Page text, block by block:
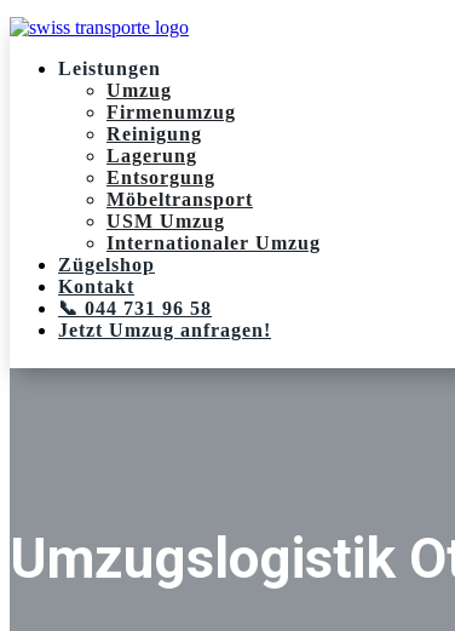
Leistungen
Umzug
Firmenumzug
Reinigung
Lagerung
Entsorgung
Möbeltransport
USM Umzug
Internationaler Umzug
Zügelshop
Kontakt
📞 044 731 96 58
Jetzt Umzug anfragen!
Umzugslogistik